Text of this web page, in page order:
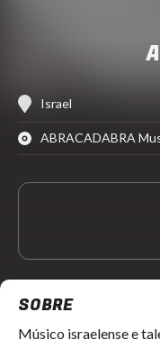
Israel
ABRACADABRA
SOBRE
Músico israelense e